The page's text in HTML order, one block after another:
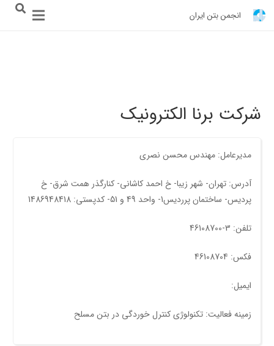
انجمن بتن ایران
شرکت برنا الکترونیک
مدیرعامل: مهندس محسن نصری
آدرس: تهران- شهر زيبا- خ احمد کاشانی- کنارگذر همت شرق- خ
پرديس- ساختمان پررديس1- واحد 49 و 51- کدپستی: 1486948418
تلفن: 3-46108700
فکس: 46108704
ایمیل:
زمینه فعالیت: تکنولوژی کنترل خوردگی در بتن مسلح